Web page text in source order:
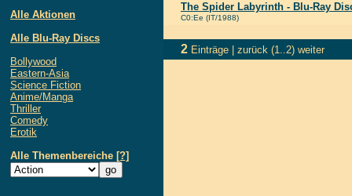
Alle Aktionen
Alle Blu-Ray Discs
Bollywood
Eastern-Asia
Science Fiction
Anime/Manga
Thriller
Comedy
Erotik
Alle Themenbereiche [?]
The Spider Labyrinth - Blu-Ray
C0:Ee (IT/1988)
2 Einträge | zurück (1..2) weiter